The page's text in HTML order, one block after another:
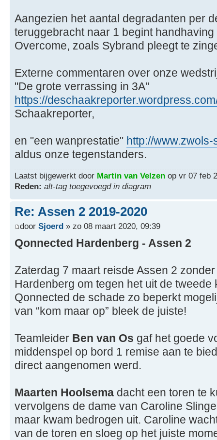
Aangezien het aantal degradanten per
teruggebracht naar 1 begint
Overcome, zoals Sybrand pleegt te
Externe commentaren over onze
"De grote verrassing in 3A"
https://
Schaakreporter,
en "een wanprestatie" http://
aldus onze tegenstanders.
Laatst bijgewerkt door Martin van Velzen op vr 07 feb
Reden: alt-tag toegevoegd in diagram
Re: Assen 2 2019-2020
door Sjoerd » zo 08 maart 2020, 09:39
Qonnected Hardenberg - Assen 2
Zaterdag 7 maart reisde Assen 2
Hardenberg om tegen het uit de
Qonnected de schade zo beperkt
van “kom maar op” bleek de juiste!
Teamleider Ben van Os gaf het goede
middenspel op bord 1 remise aan te
direct aangenomen werd.
Maarten Hoolsema dacht een toren te
vervolgens de dame van Caroline
maar kwam bedrogen uit. Caroline
van de toren en sloeg op het juiste